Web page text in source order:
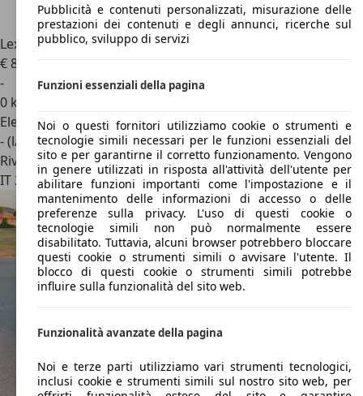
Lexus RX 450h+ 2.5 phev Luxury e-cvt
€ 89.000
-
0 km
Elettrica/Benzina
- (l/100 km)
Rivenditore
IT 25135Brescia
Pubblicità e contenuti personalizzati, misurazione delle
prestazioni dei contenuti e degli annunci, ricerche sul
pubblico, sviluppo di servizi
Funzioni essenziali della pagina
Noi o questi fornitori utilizziamo cookie o strumenti e
tecnologie simili necessari per le funzioni essenziali del
sito e per garantirne il corretto funzionamento. Vengono
in genere utilizzati in risposta all'attività dell'utente per
abilitare funzioni importanti come l'impostazione e il
mantenimento delle informazioni di accesso o delle
preferenze sulla privacy. L'uso di questi cookie o
tecnologie simili non può normalmente essere
disabilitato. Tuttavia, alcuni browser potrebbero bloccare
questi cookie o strumenti simili o avvisare l'utente. Il
blocco di questi cookie o strumenti simili potrebbe
influire sulla funzionalità del sito web.
Funzionalità avanzate della pagina
Noi e terze parti utilizziamo vari strumenti tecnologici,
inclusi cookie e strumenti simili sul nostro sito web, per